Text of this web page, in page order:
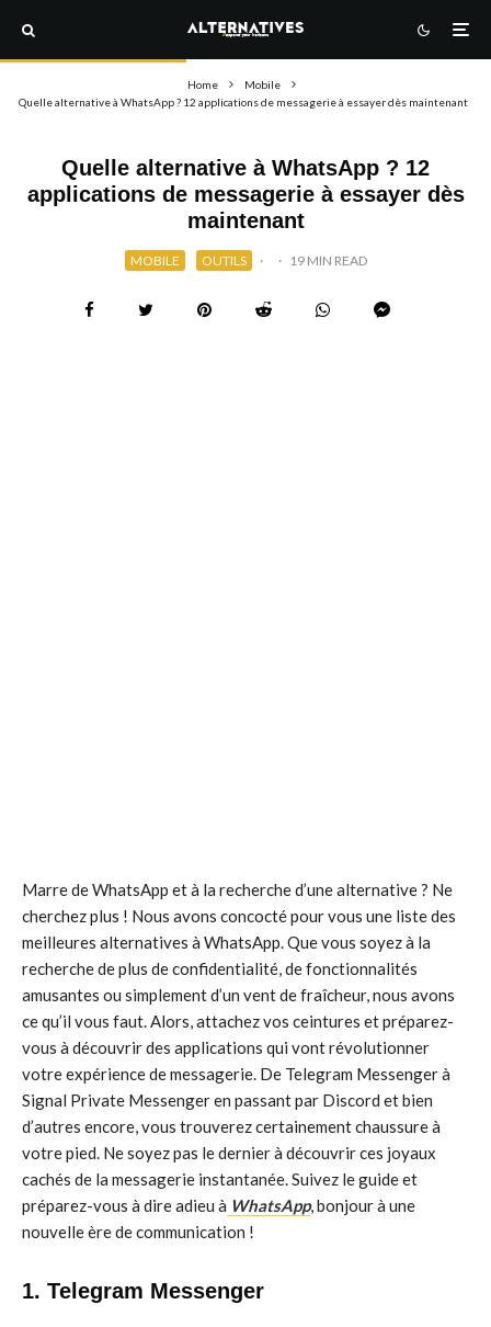
Home
Mobile
Quelle alternative à WhatsApp ? 12 applications de messagerie à essayer dès maintenant
Quelle alternative à WhatsApp ? 12
applications de messagerie à essayer dès
maintenant
MOBILE OUTILS · · 19 MIN READ
Marre de WhatsApp et à la recherche d’une alternative ? Ne
cherchez plus ! Nous avons concocté pour vous une liste des
meilleures alternatives à WhatsApp. Que vous soyez à la
recherche de plus de confidentialité, de fonctionnalités
amusantes ou simplement d’un vent de fraîcheur, nous avons
ce qu’il vous faut. Alors, attachez vos ceintures et préparez-
vous à découvrir des applications qui vont révolutionner
votre expérience de messagerie. De Telegram Messenger à
Signal Private Messenger en passant par Discord et bien
d’autres encore, vous trouverez certainement chaussure à
votre pied. Ne soyez pas le dernier à découvrir ces joyaux
cachés de la messagerie instantanée. Suivez le guide et
préparez-vous à dire adieu à WhatsApp, bonjour à une
nouvelle ère de communication !
1. Telegram Messenger